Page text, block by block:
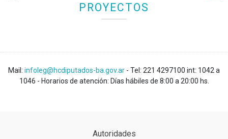
PROYECTOS
Mail: infoleg@hcdiputados-ba.gov.ar - Tel: 221 4297100 int: 1042 a
1046 - Horarios de atención: Días hábiles de 8:00 a 20:00 hs.
Autoridades